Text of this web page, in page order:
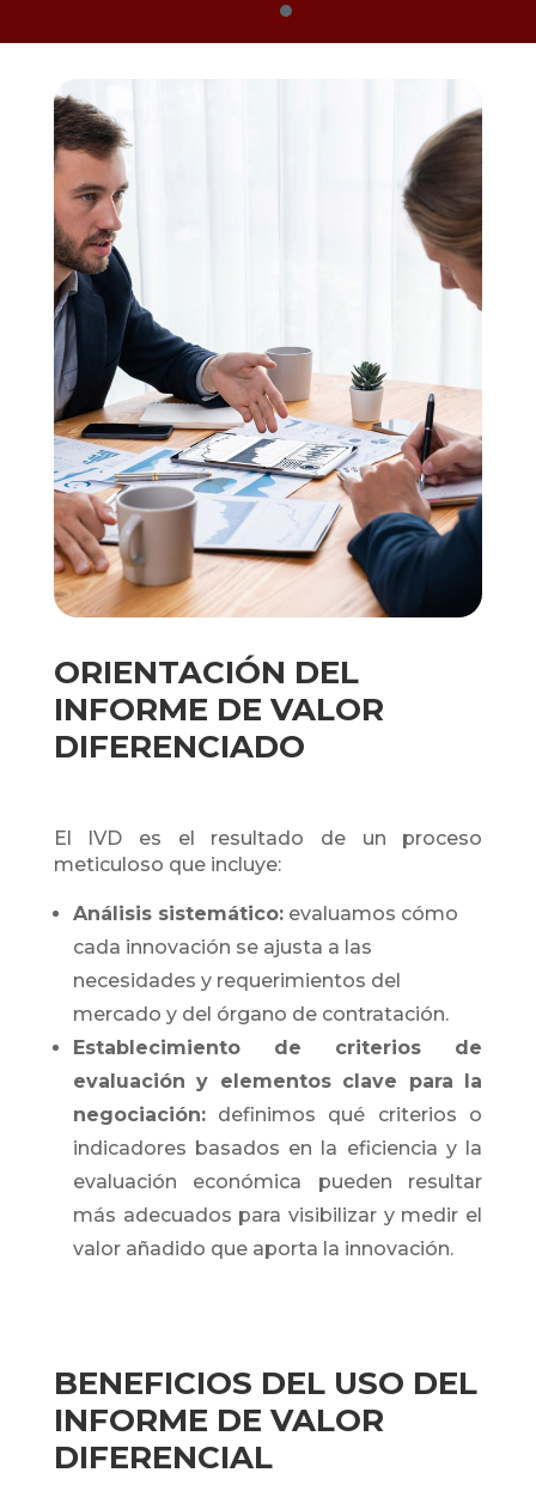
ORIENTACIÓN DEL
INFORME DE VALOR
DIFERENCIADO
El IVD es el resultado de un proceso
meticuloso que incluye:
Análisis sistemático:evaluamos cómo
cada innovación se ajusta a las
necesidades y requerimientos del
mercado y del órgano de contratación.
Establecimiento de criterios de
evaluación y elementos clave para la
negociación:definimos qué criterios o
indicadores basados en la eficiencia y la
evaluación económica pueden resultar
más adecuados para visibilizar y medir el
valor añadido que aporta la innovación.
BENEFICIOS DEL USO DEL
INFORME DE VALOR
DIFERENCIAL
Copia de Lentisco_IVD_2022Des